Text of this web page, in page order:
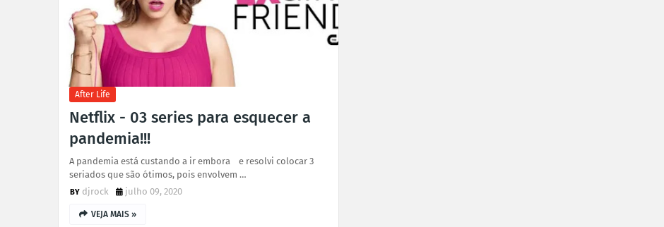
After Life
Netflix - 03 series para esquecer a
pandemia!!!
A pandemia está custando a ir embora e resolvi colocar 3
seriados que são ótimos, pois envolvem …
djrock
julho 09, 2020
VEJA MAIS »